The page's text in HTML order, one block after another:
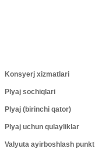
Konsyerj xizmatlari
Plyaj sochiqlari
Plyaj (birinchi qator)
Plyaj uchun qulayliklar
Valyuta ayirboshlash